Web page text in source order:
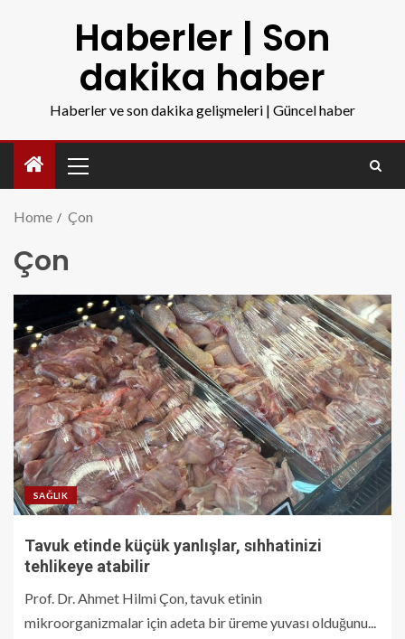
Haberler | Son
dakika haber
Haberler ve son dakika gelişmeleri | Güncel haber
Home Çon
Çon
SAĞLIK
Tavuk etinde küçük yanlışlar, sıhhatinizi
tehlikeye atabilir
Prof. Dr. Ahmet Hilmi Çon, tavuk etinin
mikroorganizmalar için adeta bir üreme yuvası olduğunu...